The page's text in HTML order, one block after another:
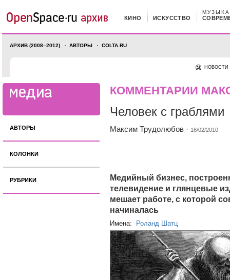
КИНО ИСКУССТВО
МУЗЫКА
АРХИВ (2008–2012) АВТОРЫ COLTA.RU
НОВОСТИ
АВТОРЫ
КОЛОНКИ
РУБРИКИ
КОММЕНТАРИИ
Человек с граблями
Максим Трудолюбов · 16/02/2010
Медийный бизнес,
телевидение и глянцевые
мешает работе, с которой
начиналась
Имена: Роланд Шатц